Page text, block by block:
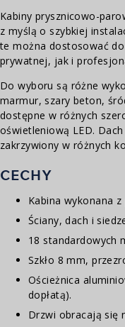
Kabiny prysznicowo-
z myślą o szybkiej
te można dostosować
prywatnej, jak i
Do wyboru są różne
marmur, szary beton,
dostępne w różnych
oświetleniową LED.
zakrzywiony w różnych
CECHY
Kabina wykonana
Ściany, dach i
18 standardowych
Szkło 8 mm,
Ościeżnica
dopłatą).
Drzwi obracają się